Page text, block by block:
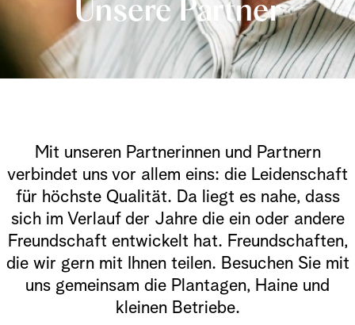
Unsere Partner
Mit unseren Partnerinnen und Partnern
verbindet uns vor allem eins: die Leidenschaft
für höchste Qualität. Da liegt es nahe, dass
sich im Verlauf der Jahre die ein oder andere
Freundschaft entwickelt hat. Freundschaften,
die wir gern mit Ihnen teilen. Besuchen Sie mit
uns gemeinsam die Plantagen, Haine und
kleinen Betriebe.